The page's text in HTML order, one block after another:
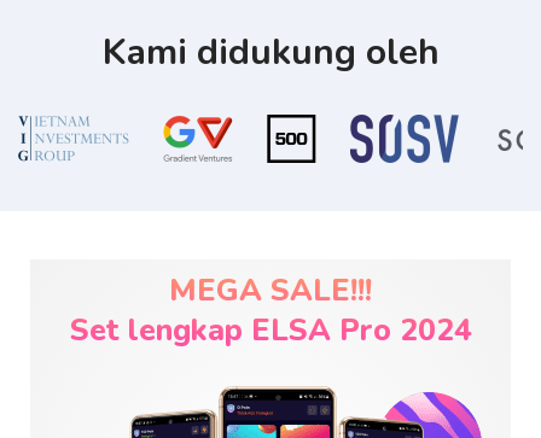
Kami didukung oleh
MEGA SALE!!!
Set lengkap ELSA Pro 2024